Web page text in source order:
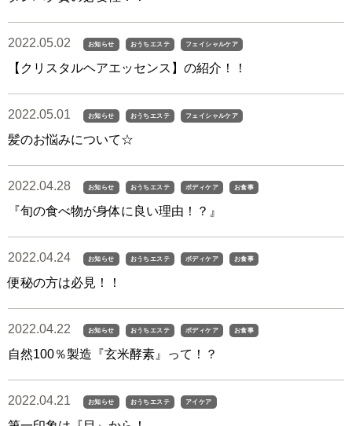
2022.05.02 お知らせ おうちエステ フェイシャルケア
【クリスタルヘアエッセンス】の紹介！！
2022.05.01 お知らせ おうちエステ フェイシャルケア
髪のお悩みについて☆
2022.04.28 お知らせ おうちエステ ボディケア お食事
『旬の食べ物が身体に良い理由！？』
2022.04.24 お知らせ おうちエステ ボディケア お食事
便秘の方は必見！！
2022.04.22 お知らせ おうちエステ ボディケア お食事
自然100％製造『玄米酵素』って！？
2022.04.21 お知らせ おうちエステ アイケア